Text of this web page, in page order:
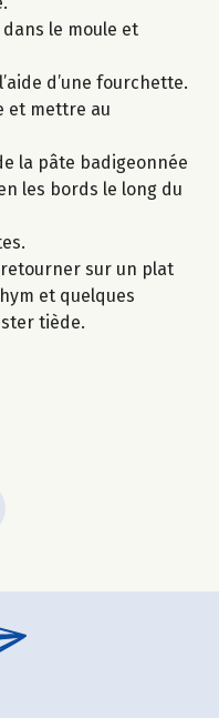
le moule et
d’une fourchette.
et mettre au
la pâte badigeonnée
les bords le long du
sur un plat
et quelques
tiède.